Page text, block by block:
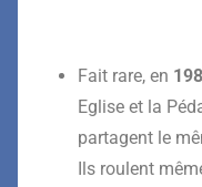
Fait rare, en 19
Eglise et la
partagent le
Ils roulent